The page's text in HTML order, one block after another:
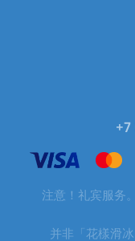
注意！礼宾服务
并非「花樣滑